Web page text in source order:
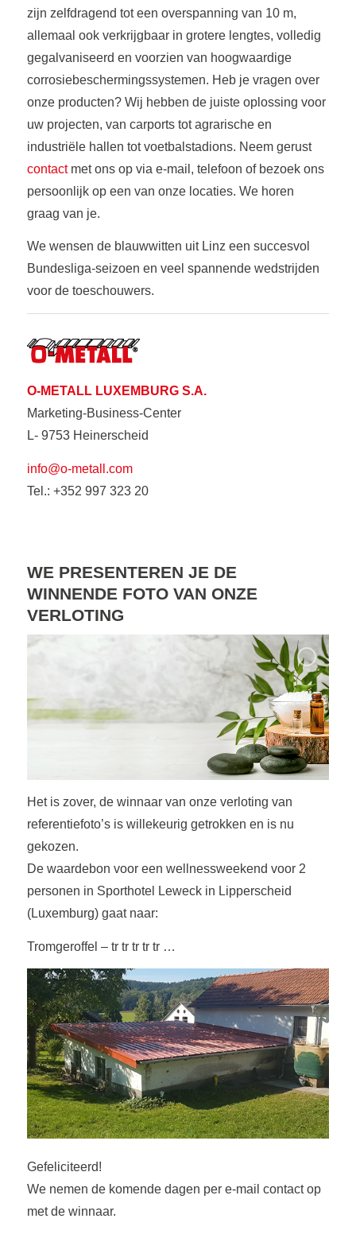
zijn zelfdragend tot een overspanning van 10 m,
allemaal ook verkrijgbaar in grotere lengtes, volledig
gegalvaniseerd en voorzien van hoogwaardige
corrosiebeschermingssystemen. Heb je vragen over
onze producten? Wij hebben de juiste oplossing voor
uw projecten, van carports tot agrarische en
industriële hallen tot voetbalstadions. Neem gerust
contactmet ons op via e-mail, telefoon of bezoek ons
persoonlijk op een van onze locaties. We horen
graag van je.
We wensen de blauwwitten uit Linz een succesvol
Bundesliga-seizoen en veel spannende wedstrijden
voor de toeschouwers.
O-METALL LUXEMBURG S.A.
Marketing-Business-Center
L- 9753 Heinerscheid
info@o-metall.com
Tel.: +352 997 323 20
WE PRESENTEREN JE DE
WINNENDE FOTO VAN ONZE
VERLOTING
Het is zover, de winnaar van onze verloting van
referentiefoto’s is willekeurig getrokken en is nu
gekozen.
De waardebon voor een wellnessweekend voor 2
personen in Sporthotel Leweck in Lipperscheid
(Luxemburg) gaat naar:
Tromgeroffel – tr tr tr tr tr …
Gefeliciteerd!
We nemen de komende dagen per e-mail contact op
met de winnaar.